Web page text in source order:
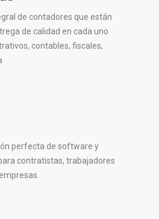
de contadores que están
de calidad en cada uno
contables, fiscales,
perfecta de software y
contratistas, trabajadores